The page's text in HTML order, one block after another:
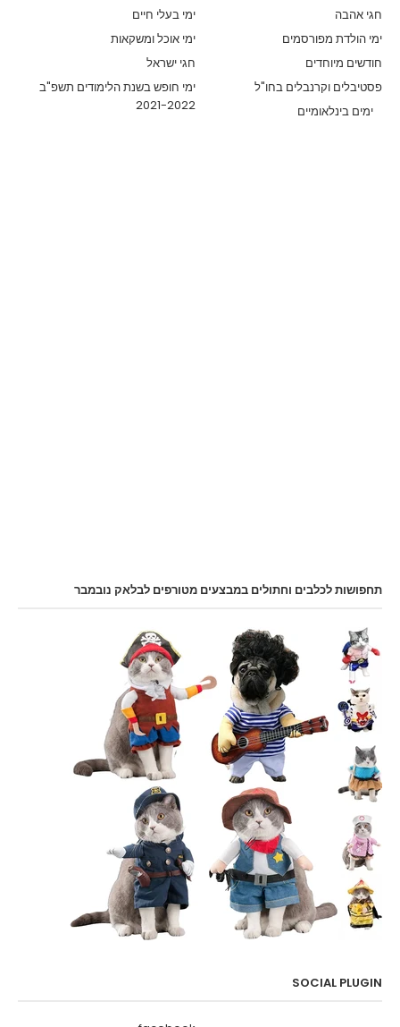
ימי בעלי חיים
חגי אהבה
ימי אוכל ומשקאות
ימי הולדת מפורסמים
חגי ישראל
חודשים מיוחדים
ימי חופש בשנת הלימודים תשפ"ב
2021-2022
פסטיבלים וקרנבלים בחו"ל
ימים בינלאומיים
תחפושות לכלבים וחתולים במבצעים מטורפים לבלאק נובמבר
SOCIAL PLUGIN